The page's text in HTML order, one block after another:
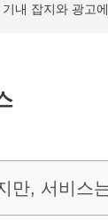
내 잡지와 광고
만, 서비스